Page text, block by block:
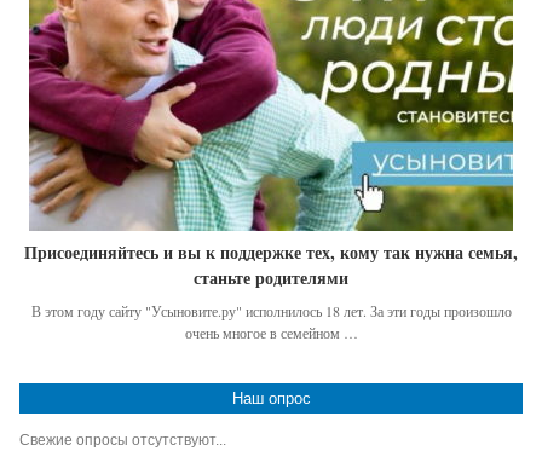
Присоединяйтесь и вы к поддержке тех, кому так нужна семья,
станьте родителями
В этом году сайту "Усыновите.ру" исполнилось 18 лет. За эти годы произошло
очень многое в семейном …
Наш опрос
Свежие опросы отсутствуют...